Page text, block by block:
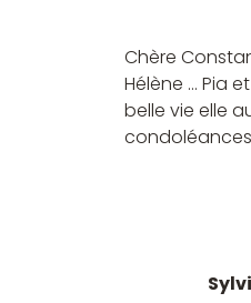
Chère
Hélène … Pia
belle vie elle
condoléances